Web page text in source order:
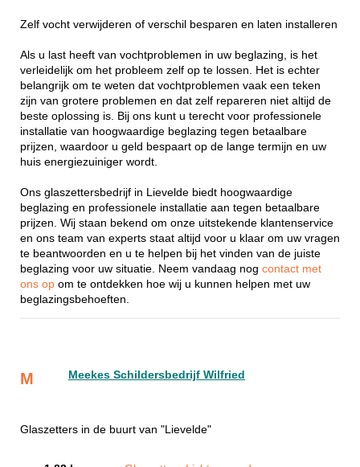
Zelf vocht verwijderen of verschil besparen en laten installeren
Als u last heeft van vochtproblemen in uw beglazing, is het
verleidelijk om het probleem zelf op te lossen. Het is echter
belangrijk om te weten dat vochtproblemen vaak een teken
zijn van grotere problemen en dat zelf repareren niet altijd de
beste oplossing is. Bij ons kunt u terecht voor professionele
installatie van hoogwaardige beglazing tegen betaalbare
prijzen, waardoor u geld bespaart op de lange termijn en uw
huis energiezuiniger wordt.
Ons glaszettersbedrijf in Lievelde biedt hoogwaardige
beglazing en professionele installatie aan tegen betaalbare
prijzen. Wij staan bekend om onze uitstekende klantenservice
en ons team van experts staat altijd voor u klaar om uw vragen
te beantwoorden en u te helpen bij het vinden van de juiste
beglazing voor uw situatie. Neem vandaag nog contact met
ons op om te ontdekken hoe wij u kunnen helpen met uw
beglazingsbehoeften.
M Meekes Schildersbedrijf Wilfried
Glaszetters in de buurt van "Lievelde"